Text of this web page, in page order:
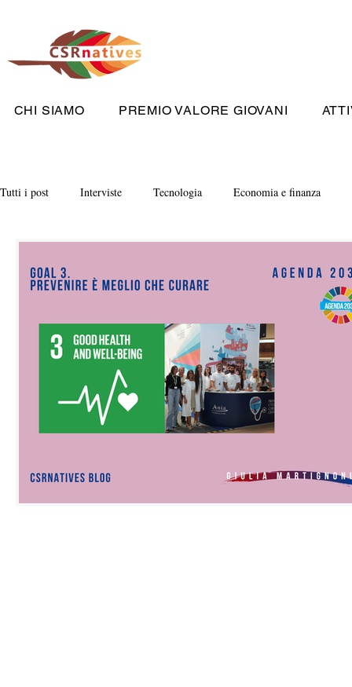
CHI SIAMO PREMIO VALORE GIOVANI
Tutti i post Interviste Tecnologia Economia e finanza